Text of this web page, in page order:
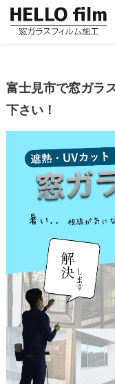
富士見市で窓ガラ
下さい！